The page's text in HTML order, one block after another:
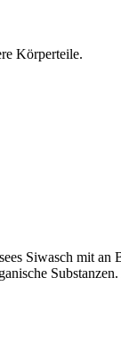
Körperteile.
Siwasch mit an